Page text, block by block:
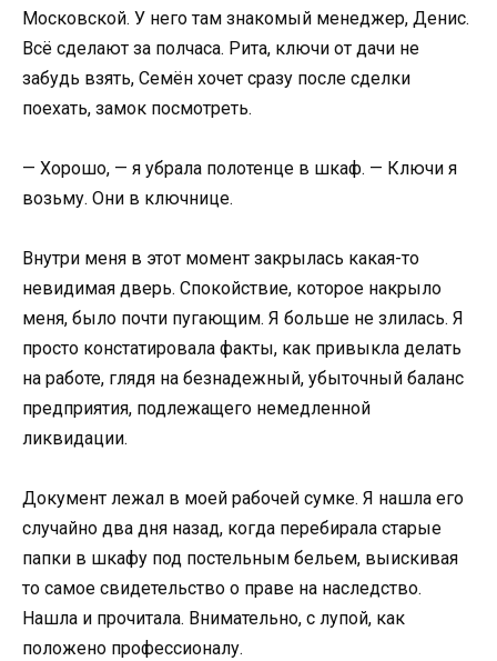
Московской. У него там знакомый менеджер, Денис.
Всё сделают за полчаса. Рита, ключи от дачи не
забудь взять, Семён хочет сразу после сделки
поехать, замок посмотреть.
— Хорошо, — я убрала полотенце в шкаф. — Ключи я
возьму. Они в ключнице.
Внутри меня в этот момент закрылась какая-то
невидимая дверь. Спокойствие, которое накрыло
меня, было почти пугающим. Я больше не злилась. Я
просто констатировала факты, как привыкла делать
на работе, глядя на безнадежный, убыточный баланс
предприятия, подлежащего немедленной
ликвидации.
Документ лежал в моей рабочей сумке. Я нашла его
случайно два дня назад, когда перебирала старые
папки в шкафу под постельным бельем, выискивая
то самое свидетельство о праве на наследство.
Нашла и прочитала. Внимательно, с лупой, как
положено профессионалу.